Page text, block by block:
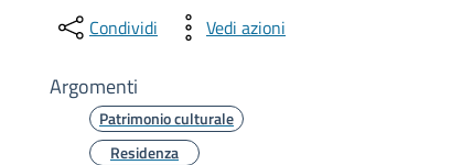
Condividi Vedi azioni
Argomenti
Patrimonio culturale
Residenza